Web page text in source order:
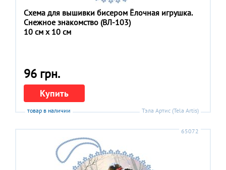
Схема для вышивки бисером Ёлочная игрушка.
Снежное знакомство (ВЛ-103)
10 см x 10 см
96 грн.
Купить
товар в наличии Тэла Артис (Tela Artis)
65072